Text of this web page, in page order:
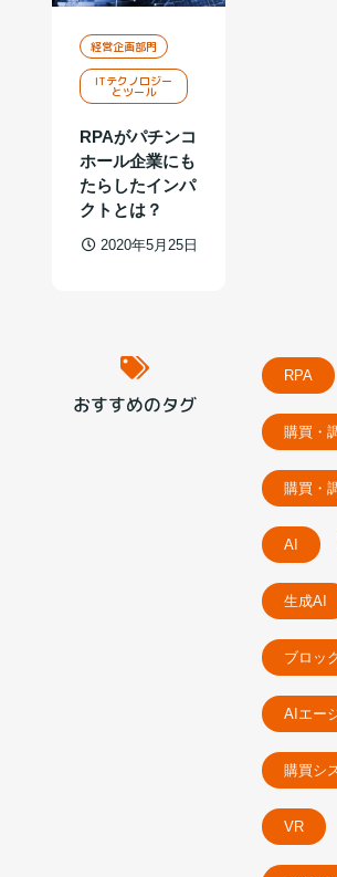
経営企画部門
ITテクノロジー
とツール
RPAがパチンコ
ホール企業にも
たらしたインパ
クトとは？
2020年5月25日
おすすめのタグ
RPA
購買・
購買・
AI
生成AI
ブロッ
AIエー
購買シ
VR